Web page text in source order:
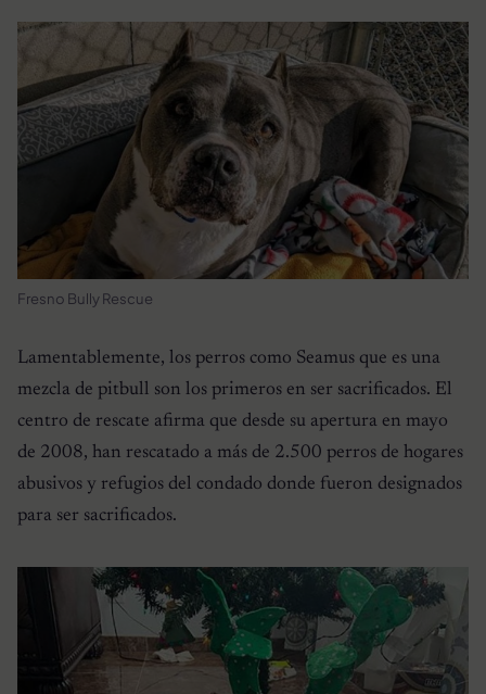
Fresno Bully Rescue
Lamentablemente, los perros como Seamus que es una
mezcla de pitbull son los primeros en ser sacrificados. El
centro de rescate afirma que desde su apertura en mayo
de 2008, han rescatado a más de 2.500 perros de hogares
abusivos y refugios del condado donde fueron designados
para ser sacrificados.